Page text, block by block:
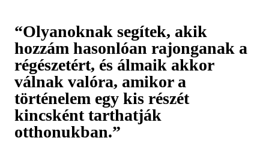
“Olyanoknak segítek, akik
hozzám hasonlóan rajonganak a
régészetért, és álmaik akkor
válnak valóra, amikor a
történelem egy kis részét
kincsként tarthatják
otthonukban.”